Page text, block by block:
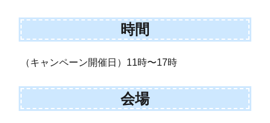
時間
（キャンペーン開催日）11時〜17時
会場